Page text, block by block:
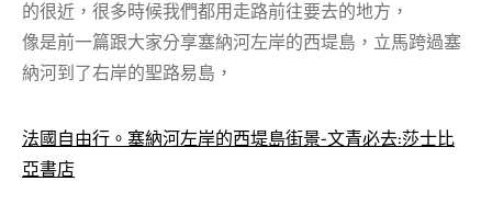
的很近，很多時候我們都用走路前往要去的地方，
像是前一篇跟大家分享塞納河左岸的西堤島，立馬跨過塞
納河到了右岸的聖路易島，
法國自由行。塞納河左岸的西堤島街景-文青必去:莎士比
亞書店